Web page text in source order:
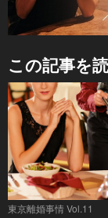
この記事を
東京離婚事情 Vol.11